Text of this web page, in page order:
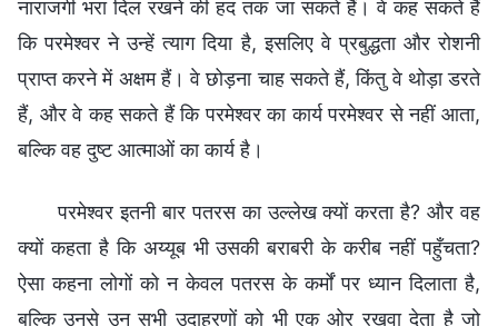
नाराजगी भरा दिल रखने की हद तक जा सकते हैं। वे कह सकते हैं
कि परमेश्वर ने उन्हें त्याग दिया है, इसलिए वे प्रबुद्धता और रोशनी
प्राप्त करने में अक्षम हैं। वे छोड़ना चाह सकते हैं, किंतु वे थोड़ा डरते
हैं, और वे कह सकते हैं कि परमेश्वर का कार्य परमेश्वर से नहीं आता,
बल्कि वह दुष्ट आत्माओं का कार्य है।
परमेश्वर इतनी बार पतरस का उल्लेख क्यों करता है? और वह
क्यों कहता है कि अय्यूब भी उसकी बराबरी के करीब नहीं पहुँचता?
ऐसा कहना लोगों को न केवल पतरस के कर्मों पर ध्यान दिलाता है,
बल्कि उनसे उन सभी उदाहरणों को भी एक ओर रखवा देता है जो